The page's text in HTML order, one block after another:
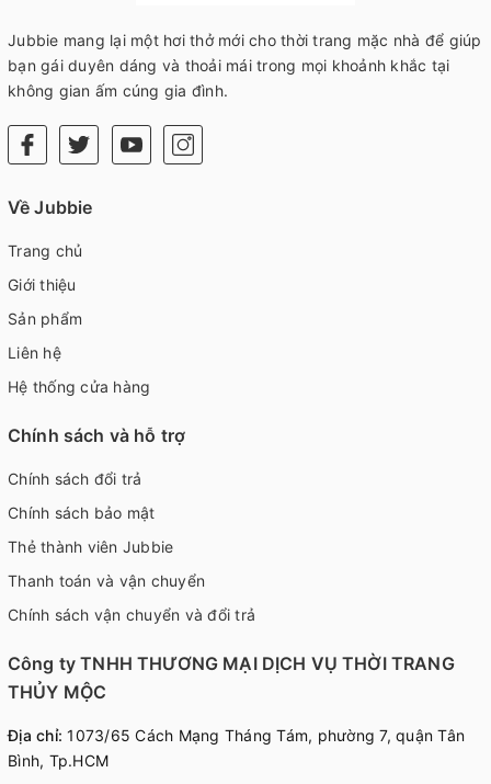
Jubbie mang lại một hơi thở mới cho thời trang mặc nhà để giúp
bạn gái duyên dáng và thoải mái trong mọi khoảnh khắc tại
không gian ấm cúng gia đình.
Về Jubbie
Trang chủ
Giới thiệu
Sản phẩm
Liên hệ
Hệ thống cửa hàng
Chính sách và hỗ trợ
Chính sách đổi trả
Chính sách bảo mật
Thẻ thành viên Jubbie
Thanh toán và vận chuyển
Chính sách vận chuyển và đổi trả
Công ty TNHH THƯƠNG MẠI DỊCH VỤ THỜI TRANG
THỦY MỘC
Địa chỉ: 1073/65 Cách Mạng Tháng Tám, phường 7, quận Tân
Bình, Tp.HCM